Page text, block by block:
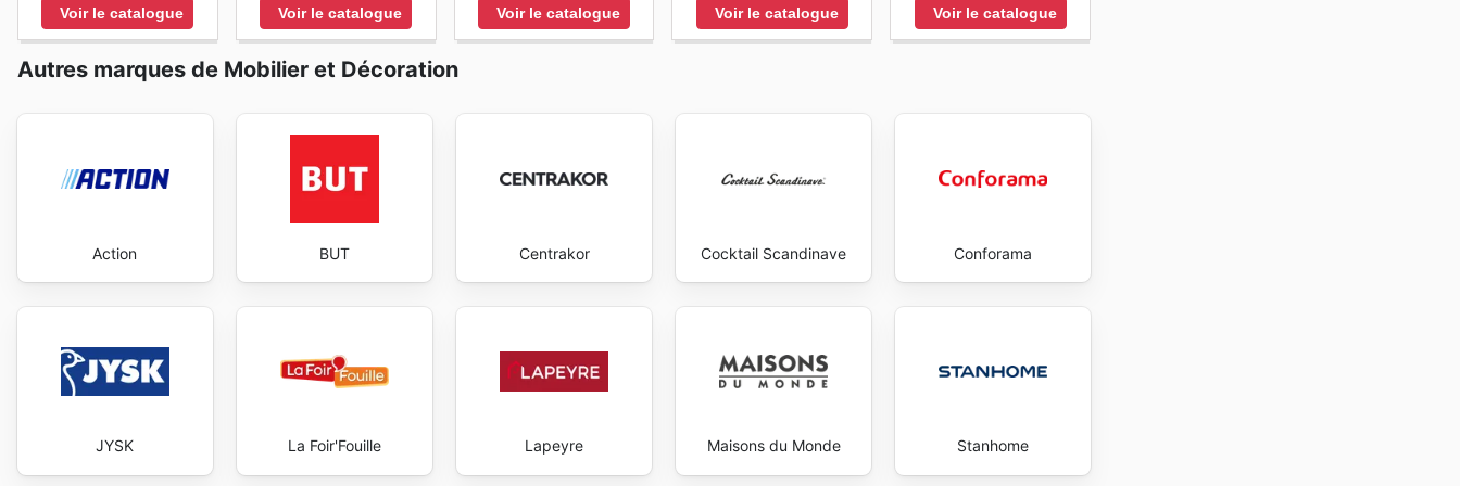
Voir le catalogue Voir le catalogue Voir le catalogue Voir le catalogue Voir le catalogue
Autres marques de Mobilier et Décoration
Action BUT Centrakor Cocktail Scandinave Conforama
JYSK La Foir'Fouille Lapeyre Maisons du Monde Stanhome